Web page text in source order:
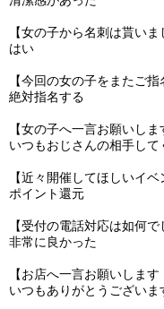
【女の子から名刺は貰いま
はい
【今回の女の子をまたご指
絶対指名する
【女の子へ一言お願いしま
いつもおじさんの相手して
【近々開催してほしいイ
ポイント還元
【受付の電話対応は如何で
非常に良かった
【お店へ一言お願いします
いつもありがとうございま